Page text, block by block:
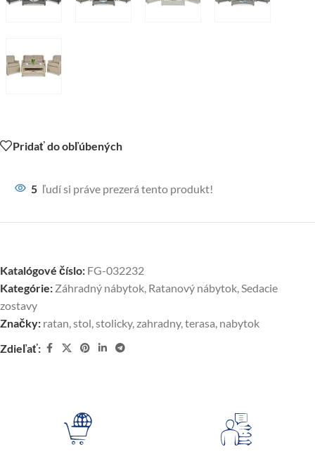
Pridať do obľúbených
5 ľudí si práve prezerá tento produkt!
Katalógové číslo: FG-032232
Kategórie: Záhradný nábytok, Ratanový nábytok,Sedacie
zostavy
Značky: ratan,stol,stolicky,zahradny,terasa, nabytok
Zdieľať: